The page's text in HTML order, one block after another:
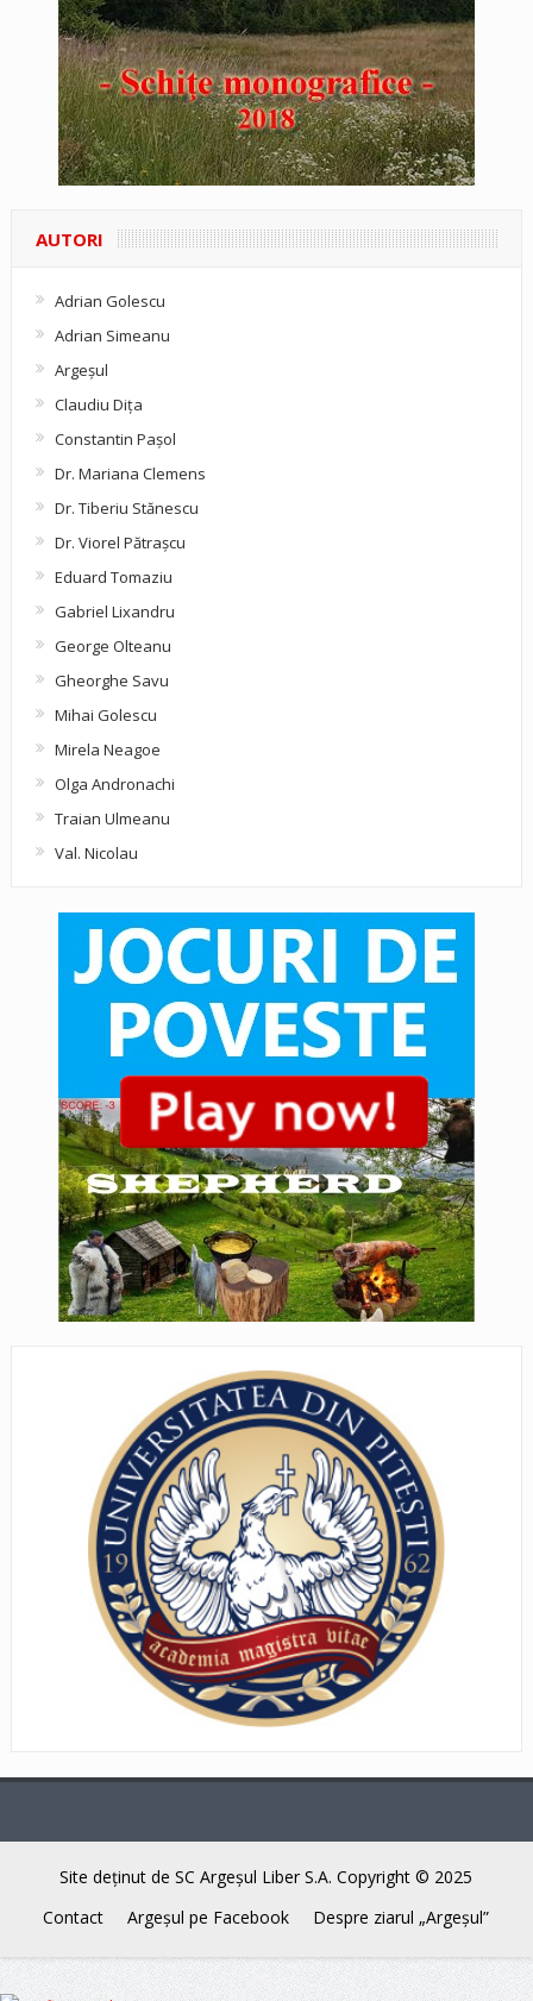
AUTORI
Adrian Golescu
Adrian Simeanu
Argeşul
Claudiu Diţa
Constantin Pașol
Dr. Mariana Clemens
Dr. Tiberiu Stănescu
Dr. Viorel Pătraşcu
Eduard Tomaziu
Gabriel Lixandru
George Olteanu
Gheorghe Savu
Mihai Golescu
Mirela Neagoe
Olga Andronachi
Traian Ulmeanu
Val. Nicolau
Site deţinut de SC Argeşul Liber S.A. Copyright © 2025
Contact
Argeşul pe Facebook Despre ziarul „Argeşul”